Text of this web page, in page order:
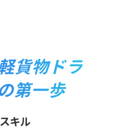
貨物ドラ
第一歩
キル